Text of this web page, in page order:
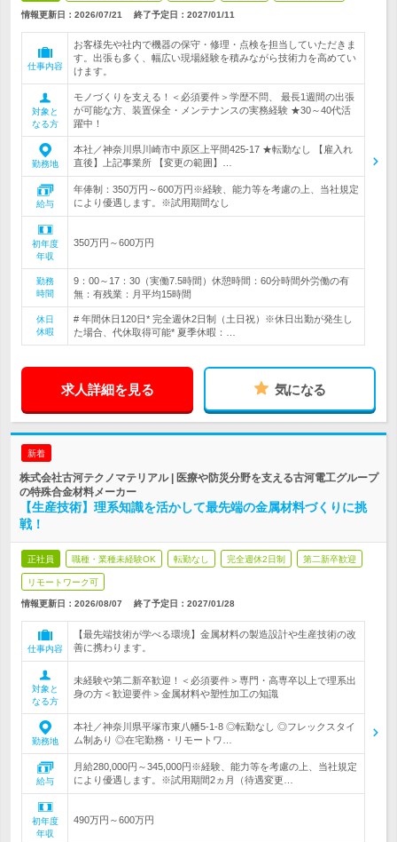
情報更新日：2026/07/21 終了予定日： 2027/01/11
仕事内容
お客様先や社内で機器の保守・修理・点検を担当していただきま
す。出張も多く、幅広い現場経験を積みながら技術力を高めてい
けます。
対象と
なる方
モノづくりを支える！＜必須要件＞学歴不問、 最長1週間の出張
が可能な方、装置保全・メンテナンスの実務経験 ★30～40代活
躍中！
勤務地
本社／神奈川県川崎市中原区上平間425-17 ★転勤なし 【雇入れ
直後】上記事業所 【変更の範囲】…
給与
年俸制：350万円～600万円※経験、能力等を考慮の上、当社規定
により優遇します。※試用期間なし
初年度
年収
350万円～600万円
勤務
時間
9：00～17：30（実働7.5時間）休憩時間：60分時間外労働の有
無：有残業：月平均15時間
休日
休暇
# 年間休日120日* 完全週休2日制（土日祝）※休日出勤が発生し
た場合、代休取得可能* 夏季休暇：…
求人詳細を見る 気になる
新着
株式会社古河テクノマテリアル | 医療や防災分野を支える古河電工グループ
の特殊合金材料メーカー
【生産技術】理系知識を活かして最先端の金属材料づくりに挑
戦！
正社員 職種・業種未経験OK 転勤なし 完全週休2日制 第二新卒歓迎
リモートワーク可
情報更新日：2026/08/07 終了予定日： 2027/01/28
仕事内容
【最先端技術が学べる環境】金属材料の製造設計や生産技術の改
善に携わります。
対象と
なる方
未経験や第二新卒歓迎！＜必須要件＞専門・高専卒以上で理系出
身の方＜歓迎要件＞金属材料や塑性加工の知識
勤務地
本社／神奈川県平塚市東八幡5-1-8 ◎転勤なし ◎フレックスタイ
ム制あり ◎在宅勤務・リモートワ…
給与
月給280,000円～345,000円※経験、能力等を考慮の上、当社規定
により優遇します。※試用期間2ヵ月（待遇変更…
初年度
年収
490万円～600万円